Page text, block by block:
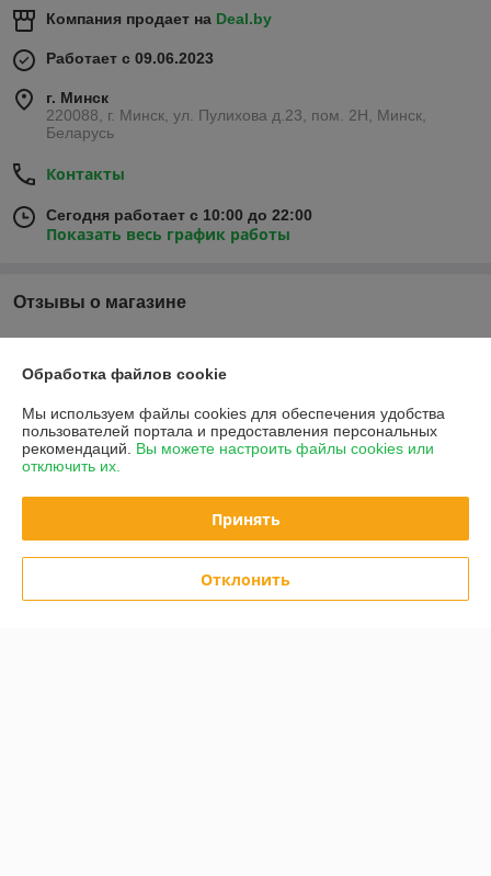
Компания продает на Deal.by
Работает с 09.06.2023
г. Минск
220088, г. Минск, ул. Пулихова д.23, пом. 2Н, Минск,
Беларусь
Контакты
Сегодня работает с 10:00 до 22:00
Показать весь график работы
Отзывы о магазине
У компании пока нет отзывов, добавьте первый
О нас
Контакты
График работы
Обработка файлов cookie
Мы используем файлы cookies для обеспечения удобства
пользователей портала и предоставления персональных
рекомендаций. Вы можете настроить файлы cookies или
отключить их.
Принять
Отклонить